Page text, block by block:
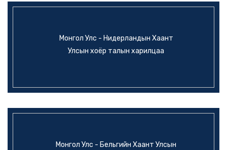
Монгол Улс - Нидерландын Хаант
Улсын хоёр талын харилцаа
Монгол Улс - Бельгийн Хаант Улсын